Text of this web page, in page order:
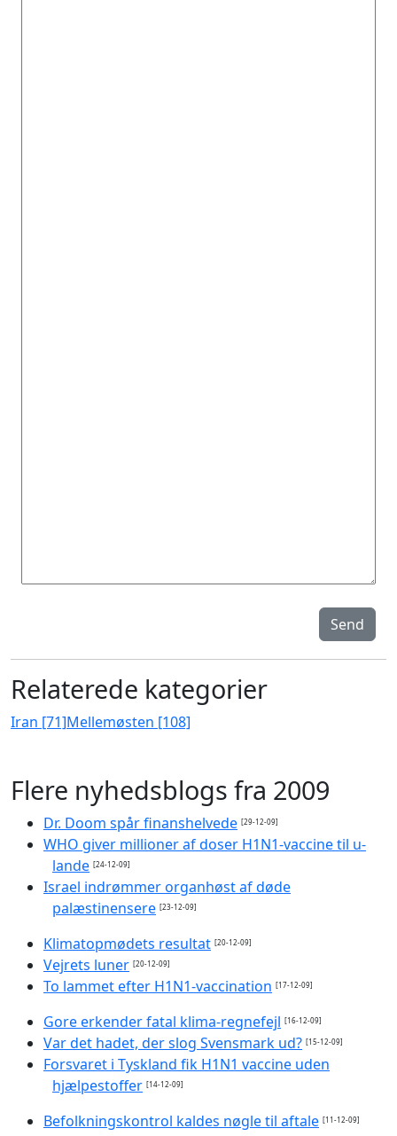
Send
Relaterede kategorier
Iran [71]Mellemøsten [108]
Flere nyhedsblogs fra 2009
Dr. Doom spår finanshelvede [29-12-09]
WHO giver millioner af doser H1N1-vaccine til u-
lande [24-12-09]
Israel indrømmer organhøst af døde
palæstinensere [23-12-09]
Klimatopmødets resultat [20-12-09]
Vejrets luner [20-12-09]
To lammet efter H1N1-vaccination [17-12-09]
Gore erkender fatal klima-regnefejl [16-12-09]
Var det hadet, der slog Svensmark ud? [15-12-09]
Forsvaret i Tyskland fik H1N1 vaccine uden
hjælpestoffer [14-12-09]
Befolkningskontrol kaldes nøgle til aftale [11-12-09]